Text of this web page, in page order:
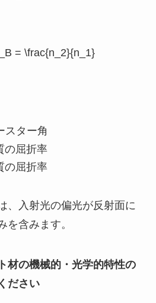
= \frac{n_2}{n_1}
スター角
の屈折率
の屈折率
、入射光の偏光が反射面に
を含みます。
材の機械的・光学的特性の
ださい